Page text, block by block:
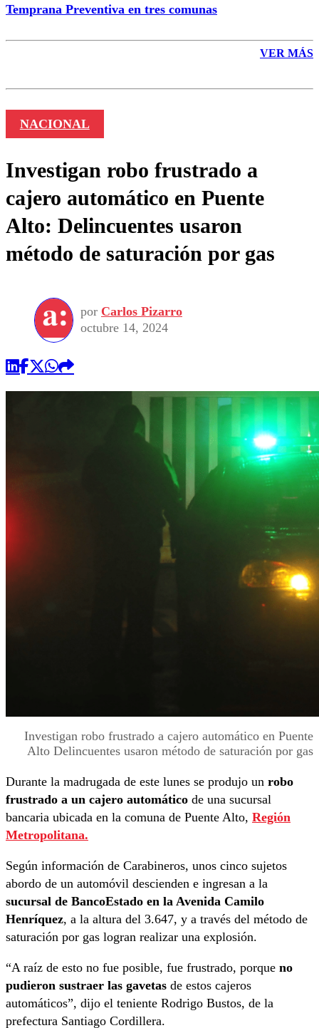
Temprana Preventiva en tres comunas
VER MÁS
NACIONAL
Investigan robo frustrado a
cajero automático en Puente
Alto: Delincuentes usaron
método de saturación por gas
por Carlos Pizarro
octubre 14, 2024
Investigan robo frustrado a cajero automático en Puente
Alto Delincuentes usaron método de saturación por gas
Durante la madrugada de este lunes se produjo un robo
frustrado a un cajero automático de una sucursal
bancaria ubicada en la comuna de Puente Alto, Región
Metropolitana.
Según información de Carabineros, unos cinco sujetos
abordo de un automóvil descienden e ingresan a la
sucursal de BancoEstado en la Avenida Camilo
Henríquez, a la altura del 3.647, y a través del método de
saturación por gas logran realizar una explosión.
“A raíz de esto no fue posible, fue frustrado, porque no
pudieron sustraer las gavetas de estos cajeros
automáticos”, dijo el teniente Rodrigo Bustos, de la
prefectura Santiago Cordillera.